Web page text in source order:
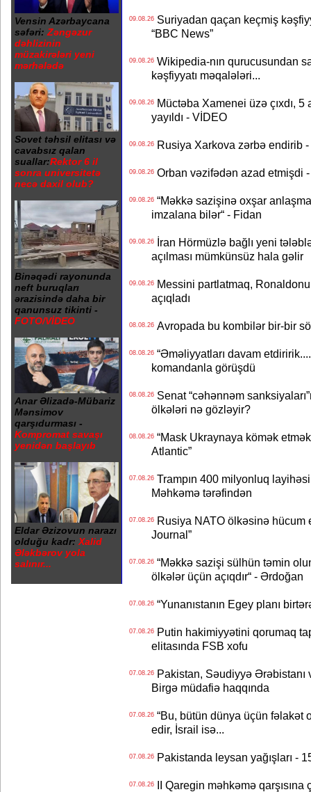
Vensin Azərbaycana
səfəri: Zəngəzur
dəhlizinin
müzakirələri yeni
mərhələdə
Sovet təhsil elitası və
cavabsız qalan
suallar:Rektor 6 il
sonra universitetə
necə daxil olub?
Binəqədi rayonunda
neft buruqları
ərazisində daha bir
qanunsuz tikinti -
FOTO/VİDEO
Anar Əlizadə-Mübariz
Mənsimov
qarşıdurması -
Kompromat savaşı
yenidən başlayıb
Eldar Əzizovun narazı
olduğu kadr: Xalid
Ələkbərov yola
salınır...
09.08.26Suriyadan qaçan keçmiş
“BBC News”
09.08.26Wikipedia-nın qurucusundan
kəşfiyyatı məqalələri...
09.08.26Müctəba Xamenei üzə çıxdı, 5
yayıldı - VİDEO
09.08.26Rusiya Xarkova zərbə endirib
09.08.26Orban vəzifədən azad etmişdi
09.08.26“Məkkə sazişinə oxşar
imzalana bilər“ - Fidan
09.08.26İran Hörmüzlə bağlı yeni
açılması mümkünsüz hala gəlir
09.08.26Messini partlatmaq, Ronaldonu
açıqladı
08.08.26Avropada bu kombilər bir-bir
08.08.26“Əməliyyatları davam
komandanla görüşdü
08.08.26Senat “cəhənnəm
ölkələri nə gözləyir?
08.08.26“Mask Ukraynaya kömək
Atlantic”
07.08.26Trampın 400 milyonluq
Məhkəmə tərəfindən
07.08.26Rusiya NATO ölkəsinə hücum
Journal”
07.08.26“Məkkə sazişi sülhün təmin
ölkələr üçün açıqdır“ - Ərdoğan
07.08.26“Yunanıstanın Egey planı
07.08.26Putin hakimiyyətini qorumaq
elitasında FSB xofu
07.08.26Pakistan, Səudiyyə Ərəbistanı
Birgə müdafiə haqqında
07.08.26“Bu, bütün dünya üçün fəlakət
edir, İsrail isə...
07.08.26Pakistanda leysan yağışları -
07.08.26II Qaregin məhkəmə qarşısına